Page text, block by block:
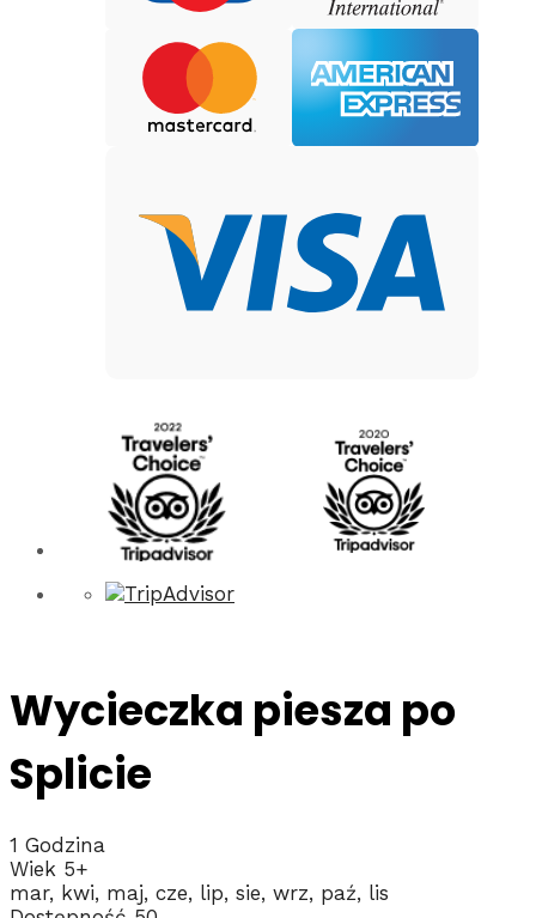
Wycieczka piesza po
Splicie
1 Godzina
Wiek 5+
mar, kwi, maj, cze, lip, sie, wrz, paź, lis